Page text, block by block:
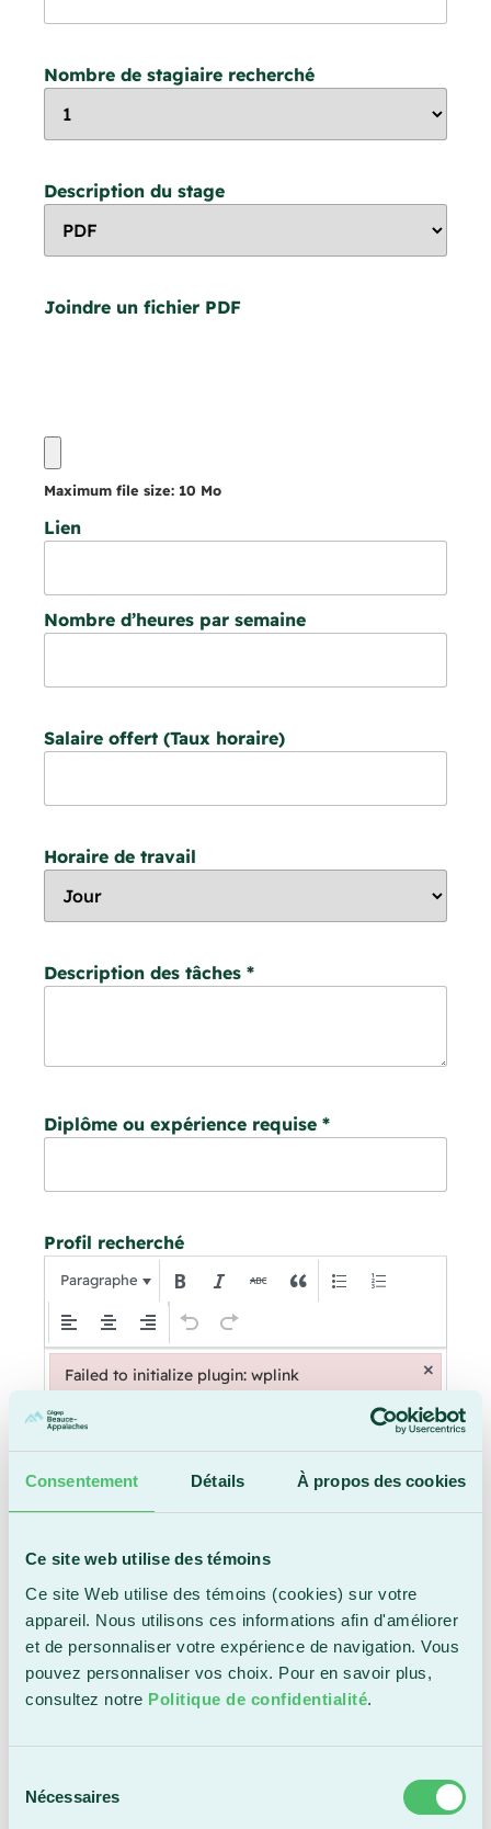
Consentement Détails À propos des cookies
Ce site web utilise des témoins
Ce site Web utilise des témoins (cookies) sur votre
appareil. Nous utilisons ces informations afin d'améliorer
et de personnaliser votre expérience de navigation. Vous
pouvez personnaliser vos choix. Pour en savoir plus,
consultez notre Politique de confidentialité.
Nécessaires
Nombre de stagiaire recherché
Description du stage
Joindre un fichier PDF
Maximum file size: 10 Mo
Lien
Nombre d’heures par semaine
Salaire offert (Taux horaire)
Horaire de travail
Description des tâches *
Diplôme ou expérience requise *
Profil recherché
Paragraphe
Date prévue d’entrée en fonction
Sélectionnez une date en cliquant sur l'icône du
Courriel de destination des CV
Failed to initialize plugin: wplink ×